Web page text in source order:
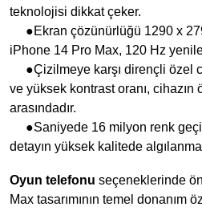
teknolojisi dikkat çeker.
●Ekran çözünürlüğü 1290 x
iPhone 14 Pro Max, 120 Hz
●Çizilmeye karşı dirençli özel
ve yüksek kontrast oranı, cihazın
arasındadır.
●Saniyede 16 milyon renk
detayın yüksek kalitede
Oyun telefonu seçeneklerinde
Max tasarımının temel donanım